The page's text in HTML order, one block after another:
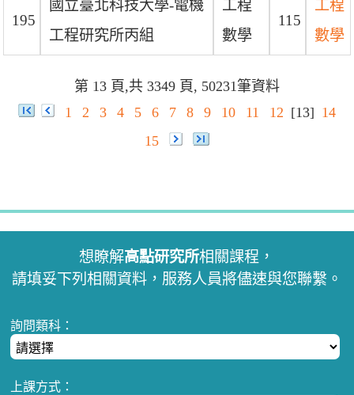
195
國立臺北科技大學-電機
工程研究所丙組
工程
數學
115
工程
數學
第 13 頁,共 3349 頁, 50231筆資料
1
2 3 4 5 6 7 8 9 10 11 12 [13] 14
15
想瞭解高點研究所相關課程，
請填妥下列相關資料，服務人員將儘速與您聯繫。
詢問類科：
上課方式：